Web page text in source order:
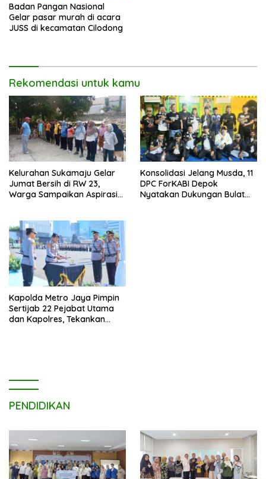
Badan Pangan Nasional
Gelar pasar murah di acara
JUSS di kecamatan Cilodong
Rekomendasi untuk kamu
Kelurahan Sukamaju Gelar
Jumat Bersih di RW 23,
Warga Sampaikan Aspirasi
Konsolidasi Jelang Musda, 11
DPC ForKABI Depok
Nyatakan Dukungan Bulat
Kapolda Metro Jaya Pimpin
Sertijab 22 Pejabat Utama
dan Kapolres, Tekankan
PENDIDIKAN